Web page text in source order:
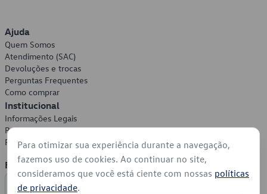
Ajuda
Quem Somos
Atendimento (SAC)
Devoluções e trocas
Perguntas Frequentes
Como comprar
Institucional
Informações Legais
Política de Privacidade
Política de Cookies
Formas de Pagamento
Para otimizar sua experiência durante a navegação,
fazemos uso de cookies. Ao continuar no site,
consideramos que você está ciente com nossas políticas
de privacidade.